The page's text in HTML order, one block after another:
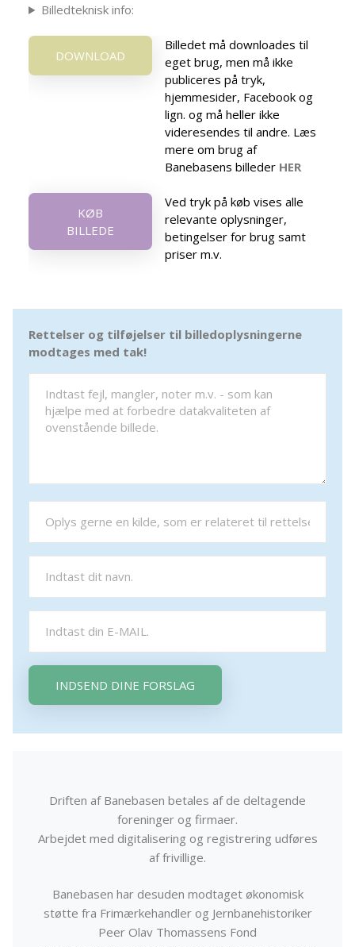
Billedteknisk info:
DOWNLOAD
Billedet må downloades til
eget brug, men må ikke
publiceres på tryk,
hjemmesider, Facebook og
lign. og må heller ikke
videresendes til andre. Læs
mere om brug af
Banebasens billeder HER
KØB
BILLEDE
Ved tryk på køb vises alle
relevante oplysninger,
betingelser for brug samt
priser m.v.
Rettelser og tilføjelser til billedoplysningerne
modtages med tak!
INDSEND DINE FORSLAG
Driften af Banebasen betales af de deltagende
foreninger og firmaer.
Arbejdet med digitalisering og registrering udføres
af frivillige.
Banebasen har desuden modtaget økonomisk
støtte fra Frimærkehandler og Jernbanehistoriker
Peer Olav Thomassens Fond